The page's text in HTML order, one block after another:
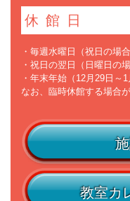
休館日
・毎週水曜日（祝日の場合
・祝日の翌日（日曜日の
・年末年始（12月29日～1
なお、臨時休館する場合
教室カ